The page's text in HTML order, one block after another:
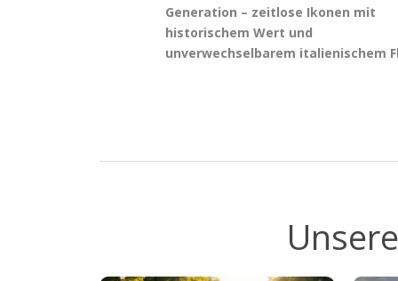
Generation – zeitlose Ikonen mit
historischem Wert und
unverwechselbarem italienischem